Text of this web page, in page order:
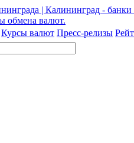
Курсы валют Пресс-релизы